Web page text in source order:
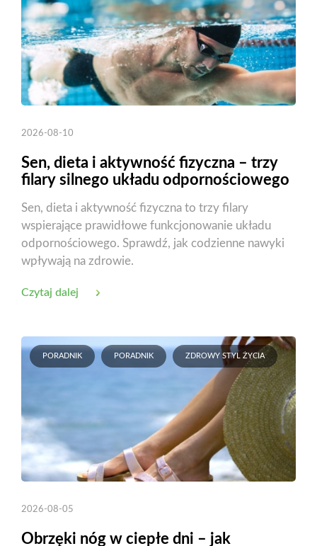
2026-08-10
Sen, dieta i aktywność fizyczna – trzy
filary silnego układu odpornościowego
Sen, dieta i aktywność fizyczna to trzy filary
wspierające prawidłowe funkcjonowanie układu
odpornościowego. Sprawdź, jak codzienne nawyki
wpływają na zdrowie.
Czytaj dalej
PORADNIK PORADNIK ZDROWY STYL ŻYCIA
2026-08-05
Obrzęki nóg w ciepłe dni – jak